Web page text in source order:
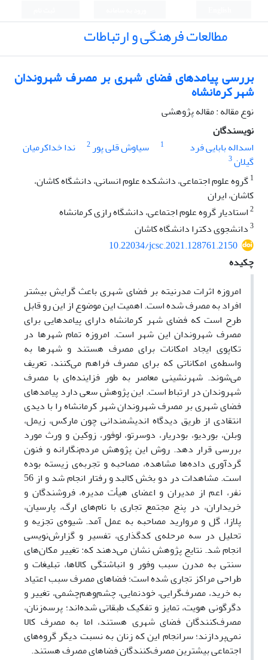
مطالعات فرهنگی و ارتباطات
بررسی پیامدهای فضای شهری بر مصرف شهروندان
شهر کرمانشاه
نوع مقاله : مقاله پژوهشی
نویسندگان
اسداله بابایی فرد
1 سیاوش قلی پور2
ندا خداکرمیان
گیلان3
1گروه علوم اجتماعی، دانشکده علوم انسانی، دانشگاه کاشان،
کاشان، ایران
2استادیار گروه علوم اجتماعی، دانشگاه رازی کرمانشاه
3دانشجوی دکترا دانشگاه کاشان
10.22034/jcsc.2021.128761.2150
چکیده
امروزه اثرات مدرنیته بر فضای شهری باعث گرایش بیشتر
افراد به مصرف شده است. اهمیت این موضوع از این رو قابل
طرح است که فضای شهر کرمانشاه دارای پیامدهایی برای
مصرف شهروندان این شهر است. امروزه تمام شهرها در
تکاپوی ایجاد امکانات برای مصرف هستند و شهرها به‌
واسطه‌ی امکاناتی که برای مصرف فراهم می‌کنند، تعریف
می‌شوند. شهرنشینی معاصر به طور فزاینده‌ای با مصرف
شهروندان در ارتباط است. این پژوهش سعی دارد پیامدهای
فضای شهری بر مصرف شهروندان شهر کرمانشاه را با دیدی
انتقادی از طریق دیدگاه اندیشمندانی چون مارکس، زیمل،
وبلن، بوردیو، بودریار، دوسرتو، لوفور، زوکین و ورث مورد
بررسی قرار دهد. روش این پژوهش مردم‌نگارانه و فنون
گردآوری داده‌ها مشاهده، مصاحبه و تجربه‌ی زیسته بوده
است. مشاهدات در دو بخش کالبد و رفتار انجام شد و از 56
نفر، اعم از مدیران و اعضای هیأت مدیره، فروشندگان و
خریداران، در پنج مجتمع تجاری با نام‌های ارگ، پارسیان،
پلازا، گل و مروارید مصاحبه به عمل آمد. شیوه‌ی تجزیه و
تحلیل در سه مرحله‌ی کدگذاری، تفسیر و گزارش‌نویسی
انجام شد. نتایج پژوهش نشان می‌دهند که: تغییر مکان‌های
سنتی به مدرن سبب وفور و انباشتگی کالاها، تبلیغات و
طراحی مراکز تجاری شده است؛ فضاهای مصرف سبب اعتیاد
به خرید، مصرف‌گرایی، خودنمایی، چشم‌و‌هم‌چشمی، تغییر و
دگرگونی هویت، تمایز و تفکیک طبقاتی شده‌اند؛ پرسه‌زنان،
مصرف‌کنندگان فضای شهری هستند، اما به مصرف کالا
نمی‌پردازند؛ سرانجام این که زنان به نسبت دیگر گروه‌های
اجتماعی بیشترین مصرف‌کنندگان فضاهای مصرف هستند.